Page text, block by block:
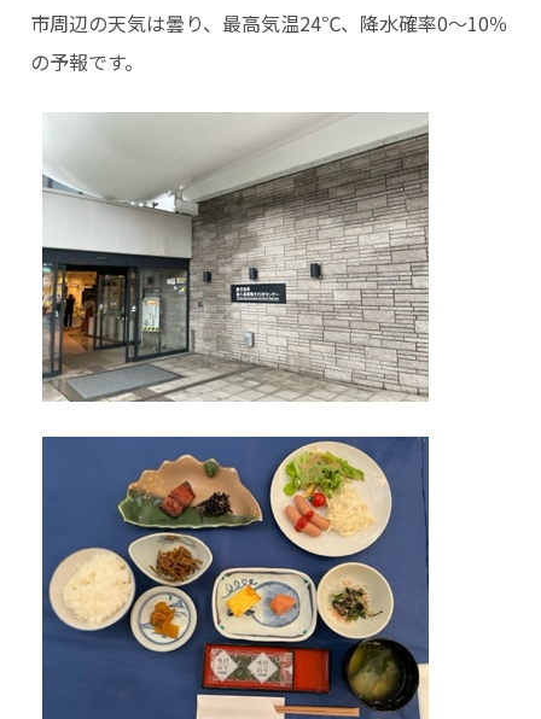
市周辺の天気は曇り、最高気温24℃、降水確率0～10％
の予報です。